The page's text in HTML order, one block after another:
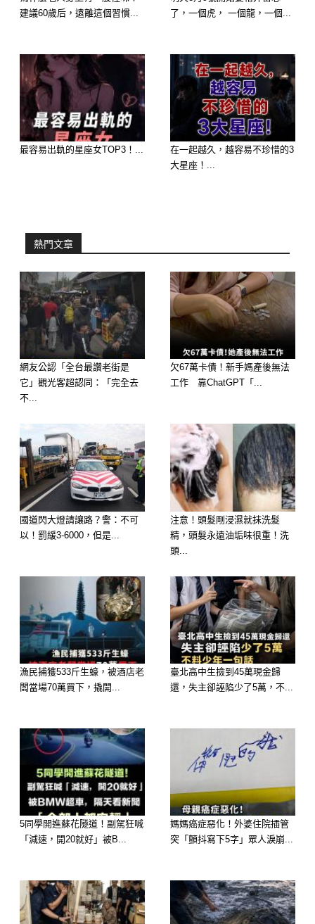
做出決定後，大兒子和小兒子就匆匆趕
回自己打工所在的城市，只有老二是個
體戶，留下來陪著老人打針吃藥，一個
禮拜以後也離開了。
治，花多少錢我自己出，你看我要準備
些什麼。
醫生告訴劉大爺，前後要檢查，然後手
術，需要有人陪床，須有人看護，所以
需要找個親近的人來醫院陪床。
劉大爺說知道了，一個禮拜以後，劉大
的，一同來的還有一個年紀差不多的大
爺。
劉大爺說，這是同村的鄰居，兩人從小
玩到大，又玩到老，就他陪床，可以放
心。劉大爺的老伴兒走的早，三個兒子
成家後都在外奔波，過年過節也很少回
所以他自己的病，自己治，他自己有
建議60歲后，遠離這個習慣...
了，一個虎， 一個龍，一個...
最容易出軌的星座女TOP3！...
在一起越久，越容易不珍惜的3
大星座！...
熱門文章
網友公認「全台最讚老街是
它」觀光客超認同：「完全去
不...
欠67萬卡債！新手媽產後無法
工作 靠ChatGPT「...
國道閃大燈請讓路？警：不可
以！罰緩3-6000，但是...
注意！頭髮剛浸濕就抹洗髮
精，頭髮永遠油垢味很重！洗
頭...
漁民捕獲533斤生蠔，被酒店老
闆當場70萬買下，撬開...
臺北高中生撿到45萬現金歸
還，失主卻誣陷少了5萬，不...
5同學開進蘇花隧道！副駕狂喊
「減速，開20就好」被B...
媽媽癌症惡化！外婆住院插管
突「顫抖寫下5字」眾人淚崩...